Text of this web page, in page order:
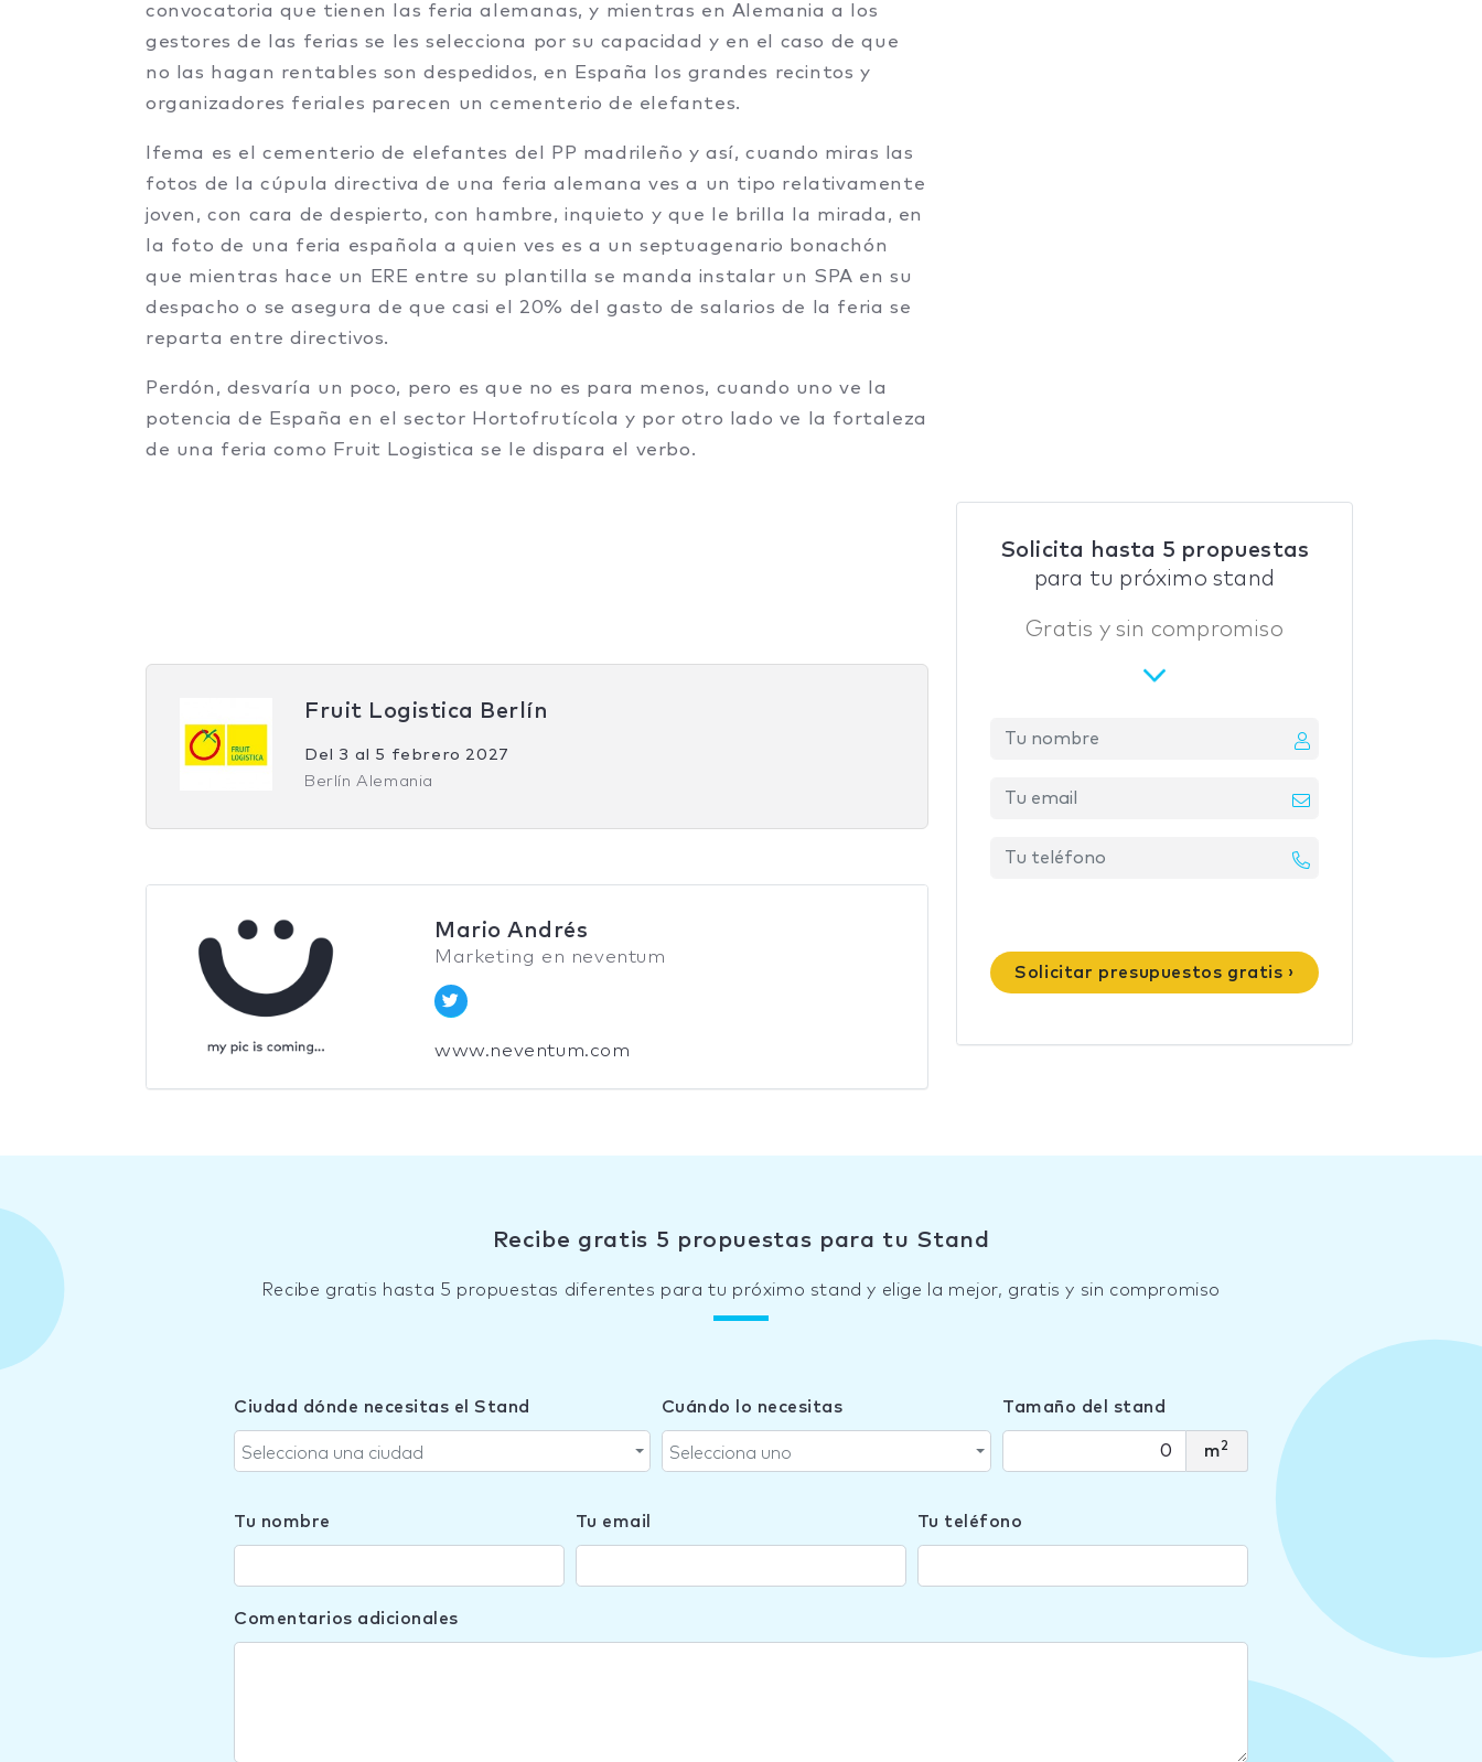
Solicita hasta 5 propuestas
para tu próximo stand
Gratis y sin compromiso
Solicitar presupuestos gratis ›
convocatoria que tienen las feria alemanas, y mientras en Alemania a los
gestores de las ferias se les selecciona por su capacidad y en el caso de que
no las hagan rentables son despedidos, en España los grandes recintos y
organizadores feriales parecen un cementerio de elefantes.
Ifema es el cementerio de elefantes del PP madrileño y así, cuando miras las
fotos de la cúpula directiva de una feria alemana ves a un tipo relativamente
joven, con cara de despierto, con hambre, inquieto y que le brilla la mirada, en
la foto de una feria española a quien ves es a un septuagenario bonachón
que mientras hace un ERE entre su plantilla se manda instalar un SPA en su
despacho o se asegura de que casi el 20% del gasto de salarios de la feria se
reparta entre directivos.
Perdón, desvaría un poco, pero es que no es para menos, cuando uno ve la
potencia de España en el sector Hortofrutícola y por otro lado ve la fortaleza
de una feria como Fruit Logistica se le dispara el verbo.
Fruit Logistica Berlín
Del 3 al 5 febrero 2027
Berlín Alemania
Mario Andrés
Marketing en neventum
www.neventum.com
Recibe gratis 5 propuestas para tu Stand
Recibe gratis hasta 5 propuestas diferentes para tu próximo stand y elige la mejor, gratis y sin compromiso
Ciudad dónde necesitas el Stand
Selecciona una ciudad
Cuándo lo necesitas
Selecciona uno
Tamaño del stand
m2
Tu nombre Tu email Tu teléfono
Comentarios adicionales